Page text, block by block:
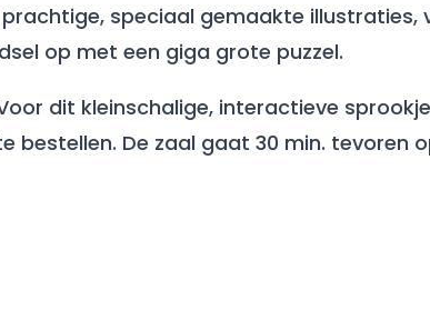
speciaal gemaakte illustraties,
op met een giga grote puzzel.
dit kleinschalige, interactieve
De zaal gaat 30 min. tevoren